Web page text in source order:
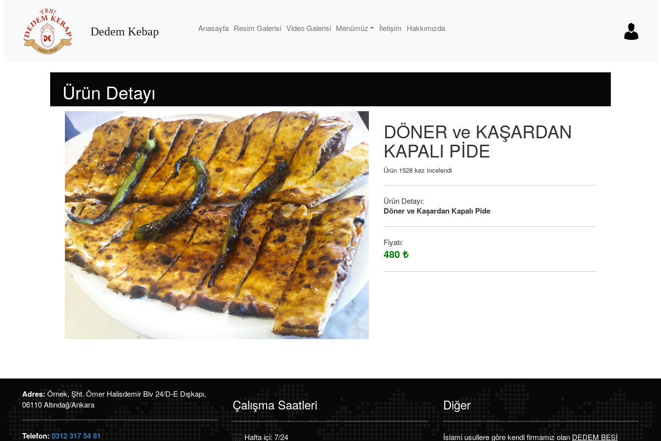
Dedem Kebap Anasayfa Resim Galerisi Video Galerisi Menümüz İletişim Hakkımızda
Ürün Detayı
DÖNER ve KAŞARDAN
KAPALI PİDE
Ürün 1528 kez incelendi
Ürün Detayı:
Döner ve Kaşardan Kapalı Pide
Fiyatı:
480 ₺
Adres: Örnek, Şht. Ömer Halisdemir Blv 24/D-E Dışkapı,
06110 Altındağ/Ankara
Telefon: 0312 317 54 81
Çalışma Saatleri
Hafta içi: 7/24
Diğer
İslami usullere göre kendi firmamız olan DEDEM BESİ